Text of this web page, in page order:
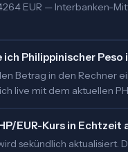
EUR — Interbanken-
ich Philippinischer Peso
Betrag in den Rechner
live mit dem aktuellen
EUR-Kurs in Echtzeit
sekündlich aktualisiert.